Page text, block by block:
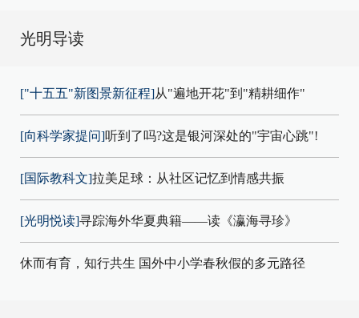
光明导读
["十五五"新图景新征程]从"遍地开花"到"精耕细作"
[向科学家提问]听到了吗?这是银河深处的"宇宙心跳"!
[国际教科文]拉美足球：从社区记忆到情感共振
[光明悦读]寻踪海外华夏典籍——读《瀛海寻珍》
休而有育，知行共生 国外中小学春秋假的多元路径